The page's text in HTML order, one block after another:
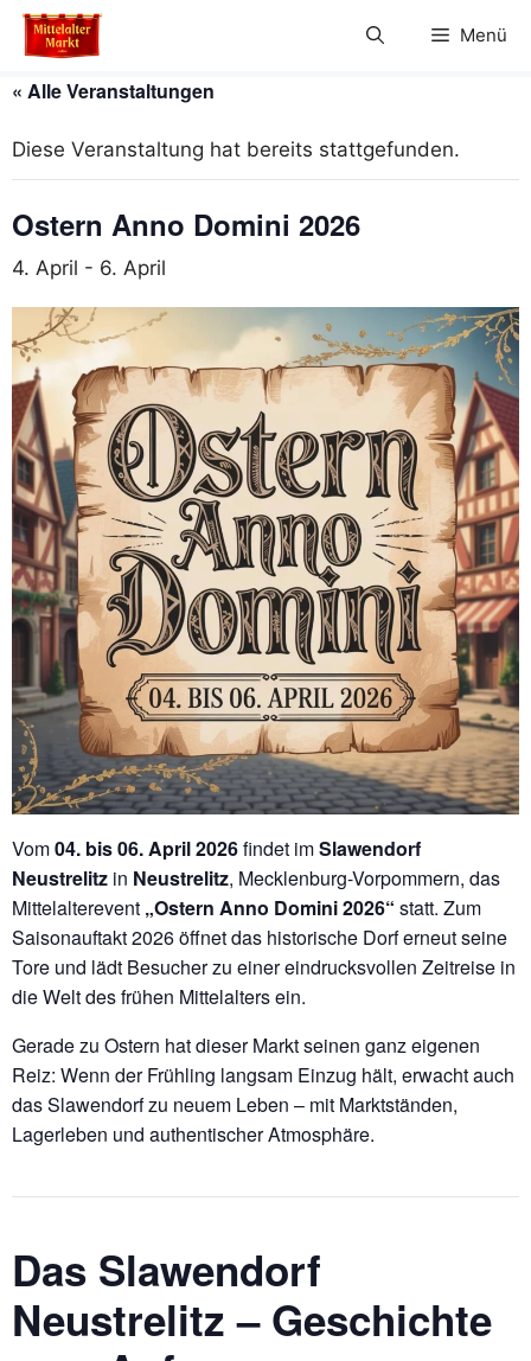
Zum
Inhalt
Menü
« Alle Veranstaltungen
Diese Veranstaltung hat bereits stattgefunden.
Ostern Anno Domini 2026
4. April - 6. April
Vom04. bis 06. April 2026findet imSlawendorf
Neustrelitz in Neustrelitz, Mecklenburg-Vorpommern, das
Mittelalterevent „Ostern Anno Domini 2026“ statt. Zum
Saisonauftakt 2026 öffnet das historische Dorf erneut seine
Tore und lädt Besucher zu einer eindrucksvollen Zeitreise in
die Welt des frühen Mittelalters ein.
Gerade zu Ostern hat dieser Markt seinen ganz eigenen
Reiz: Wenn der Frühling langsam Einzug hält, erwacht auch
das Slawendorf zu neuem Leben – mit Marktständen,
Lagerleben und authentischer Atmosphäre.
Das Slawendorf
Neustrelitz – Geschichte